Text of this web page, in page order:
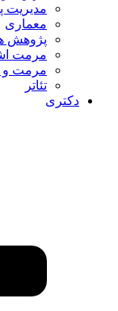
مدیریت
معماری
پژوهش
مرمت
مرمت و
تئاتر
دکتری